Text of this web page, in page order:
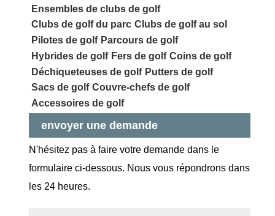
Ensembles de clubs de golf
Clubs de golf du parc Clubs de golf au sol
Pilotes de golf Parcours de golf
Hybrides de golf Fers de golf Coins de golf
Déchiqueteuses de golf Putters de golf
Sacs de golf Couvre-chefs de golf
Accessoires de golf
envoyer une demande
N'hésitez pas à faire votre demande dans le
formulaire ci-dessous. Nous vous répondrons dans
les 24 heures.